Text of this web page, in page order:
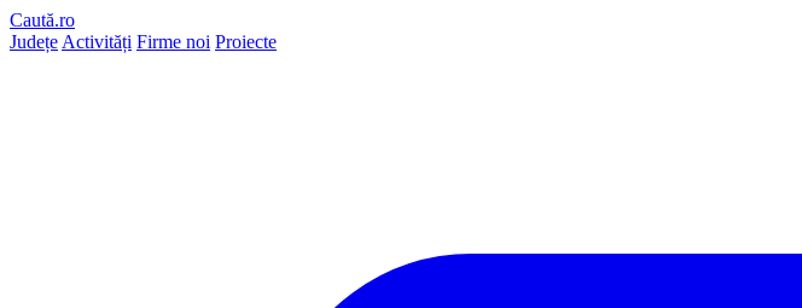
Caută.ro
Județe Activități Firme noi Proiecte